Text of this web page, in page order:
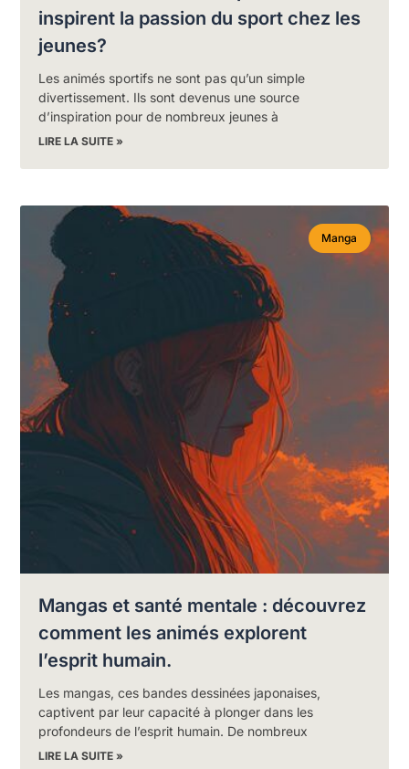
inspirent la passion du sport chez les
jeunes?
Les animés sportifs ne sont pas qu’un simple
divertissement. Ils sont devenus une source
d’inspiration pour de nombreux jeunes à
LIRE LA SUITE »
Manga
Mangas et santé mentale : découvrez
comment les animés explorent
l’esprit humain.
Les mangas, ces bandes dessinées japonaises,
captivent par leur capacité à plonger dans les
profondeurs de l’esprit humain. De nombreux
LIRE LA SUITE »